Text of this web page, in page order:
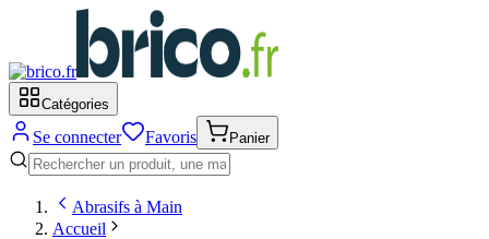
Catégories
Se connecter Favoris Panier
Abrasifs à Main
Accueil